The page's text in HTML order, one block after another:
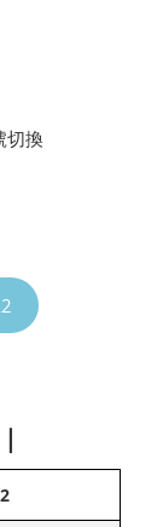
切換
|